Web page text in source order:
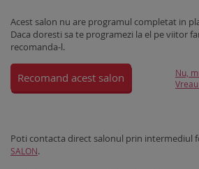
Acest salon nu are programul completat in
Daca doresti sa te programezi la el pe viitor
recomanda-l.
Recomand acest salon
Nu,
Poti contacta direct salonul prin intermediul
SALON.